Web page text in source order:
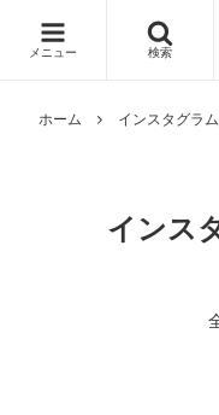
メニュー 検索
ホーム インスタグラ
インス